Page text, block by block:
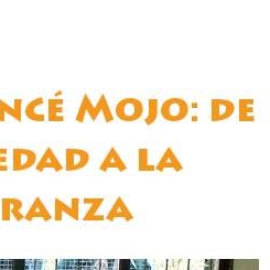
Mojo: de
a la